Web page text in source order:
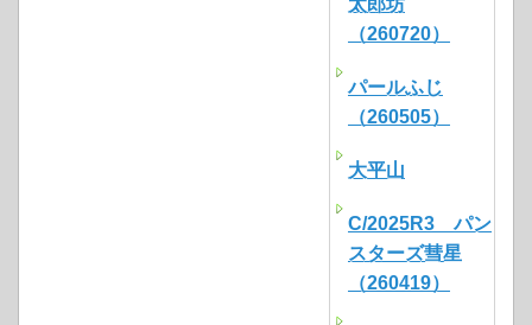
太郎坊
（260720）
パールふじ
（260505）
大平山
C/2025R3 パン
スターズ彗星
（260419）